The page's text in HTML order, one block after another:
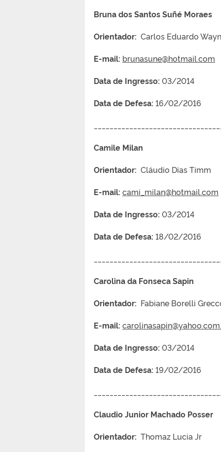
Bruna dos Santos Suñé
Orientador: Carlos Eduardo
E-mail: brunasune@hotmail.com
Data de Ingresso: 03/2014
Data de Defesa: 16/02/2016
Camile Milan
Orientador: Cláudio Dias Timm
E-mail: cami_milan@hotmail.com
Data de Ingresso: 03/2014
Data de Defesa: 18/02/2016
Carolina da Fonseca Sapin
Orientador: Fabiane Borelli
E-mail:
Data de Ingresso: 03/2014
Data de Defesa: 19/02/2016
Claudio Junior Machado
Orientador: Thomaz Lucia Jr